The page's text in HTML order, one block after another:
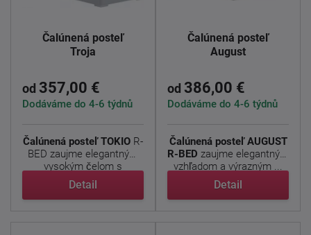
Čalúnená posteľ
Troja
od 357,00 €
Dodáváme do 4-6 týdnů
Čalúnená posteľ TOKIO R-
BED zaujme elegantným
vysokým čelom s
výrazným ...
Detail
Čalúnená posteľ
August
od 386,00 €
Dodáváme do 4-6 týdnů
Čalúnená posteľ AUGUST
R-BED zaujme elegantným
vzhľadom a výrazným ...
Detail